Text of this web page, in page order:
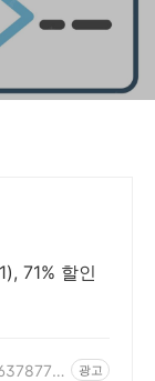
71% 할인
광고